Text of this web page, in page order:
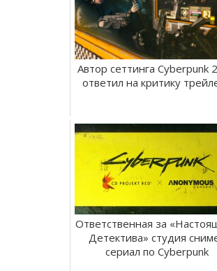
Автор сеттинга Cyberpunk
ответил на критику
Ответственная за
Детектива» студия
сериал по Cyberpunk